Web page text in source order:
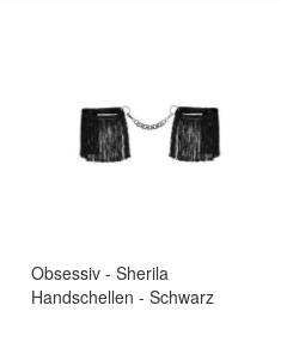
Obsessiv - Sherila
Handschellen - Schwarz